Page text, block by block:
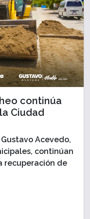
continúa
Ciudad
Acevedo,
continúan
recuperación de